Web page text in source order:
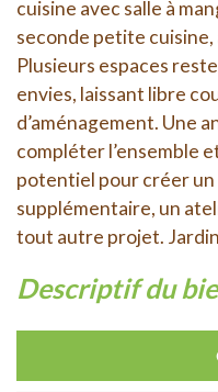
cuisine avec salle à
seconde petite cuisine,
Plusieurs espaces
envies, laissant libre
d’aménagement. Une
compléter l’ensemble
potentiel pour créer un
supplémentaire, un
tout autre projet.
descriptif du